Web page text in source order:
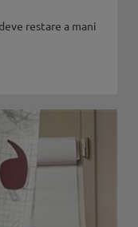
restare a mani